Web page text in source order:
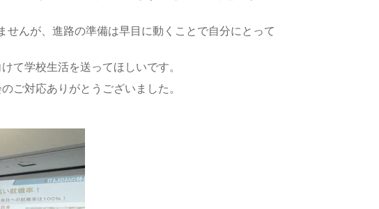
せんが、進路の準備は早目に動くことで自分にとって
て学校生活を送ってほしいです。
ご対応ありがとうございました。